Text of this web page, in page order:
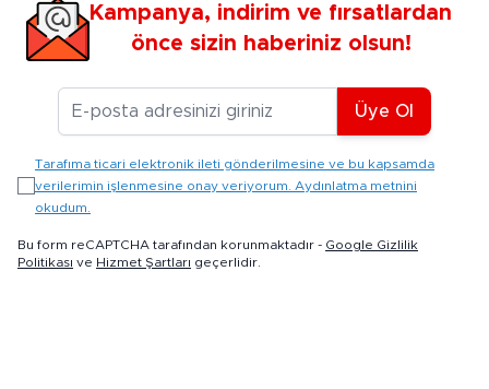
Kampanya, indirim ve fırsatlardan
önce sizin haberiniz olsun!
E-posta Adresiniz
Üye Ol
Tarafıma ticari elektronik ileti gönderilmesine ve bu kapsamda
verilerimin işlenmesine onay veriyorum. Aydınlatma metnini
okudum.
Bu form reCAPTCHA tarafından korunmaktadır - Google Gizlilik
Politikası ve Hizmet Şartları geçerlidir.